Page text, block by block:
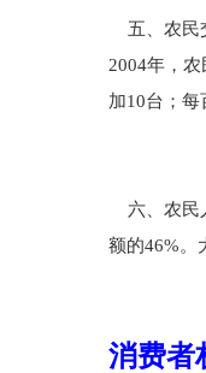
五、农民
2004年，
加10台；
六、农民
额的46%。
消费者